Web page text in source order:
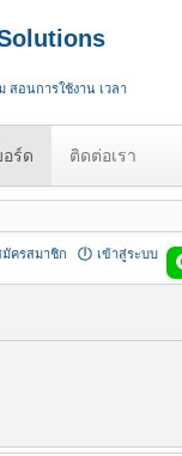
สอนการใช้งาน เวลา
อร์ด ติดต่อเรา
เข้าสู่ระบบ
มัครสมาชิก